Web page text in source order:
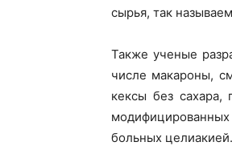
сырья, так
Также ученые
числе макароны,
кексы без сахара,
больных целиакией.